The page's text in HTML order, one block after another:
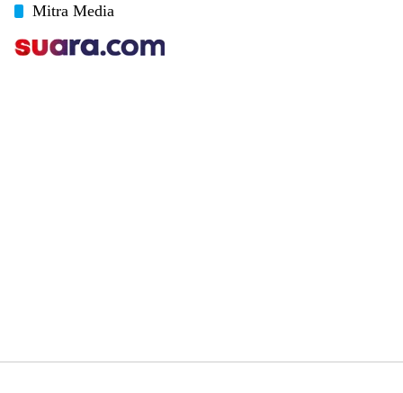
Mitra Media